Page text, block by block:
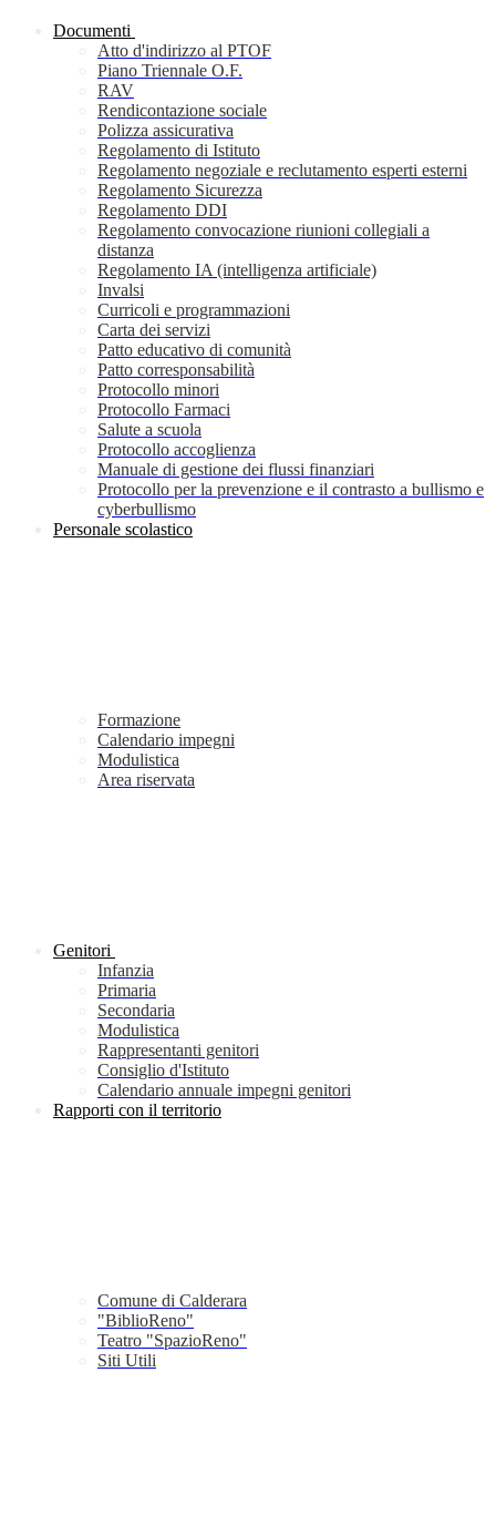
Documenti
Atto d'indirizzo al PTOF
Piano Triennale O.F.
RAV
Rendicontazione sociale
Polizza assicurativa
Regolamento di Istituto
Regolamento negoziale e reclutamento esperti esterni
Regolamento Sicurezza
Regolamento DDI
Regolamento convocazione riunioni collegiali a
distanza
Regolamento IA (intelligenza artificiale)
Invalsi
Curricoli e programmazioni
Carta dei servizi
Patto educativo di comunità
Patto corresponsabilità
Protocollo minori
Protocollo Farmaci
Salute a scuola
Protocollo accoglienza
Manuale di gestione dei flussi finanziari
Protocollo per la prevenzione e il contrasto a bullismo e
cyberbullismo
Personale scolastico
Formazione
Calendario impegni
Modulistica
Area riservata
Genitori
Infanzia
Primaria
Secondaria
Modulistica
Rappresentanti genitori
Consiglio d'Istituto
Calendario annuale impegni genitori
Rapporti con il territorio
Comune di Calderara
"BiblioReno"
Teatro "SpazioReno"
Siti Utili